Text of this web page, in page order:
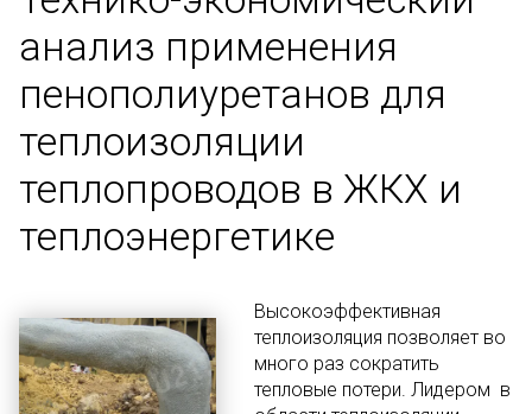
анализ применения
пенополиуретанов для
теплоизоляции
теплопроводов в ЖКХ и
теплоэнергетике
Высокоэффективная
теплоизоляция позволяет во
много раз сократить
тепловые потери. Лидером в